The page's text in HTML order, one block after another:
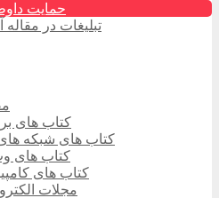
حمایت
تبلیغات در مقاله
کتاب های
کتاب های شبکه
کتاب های
کتاب های
مجلات